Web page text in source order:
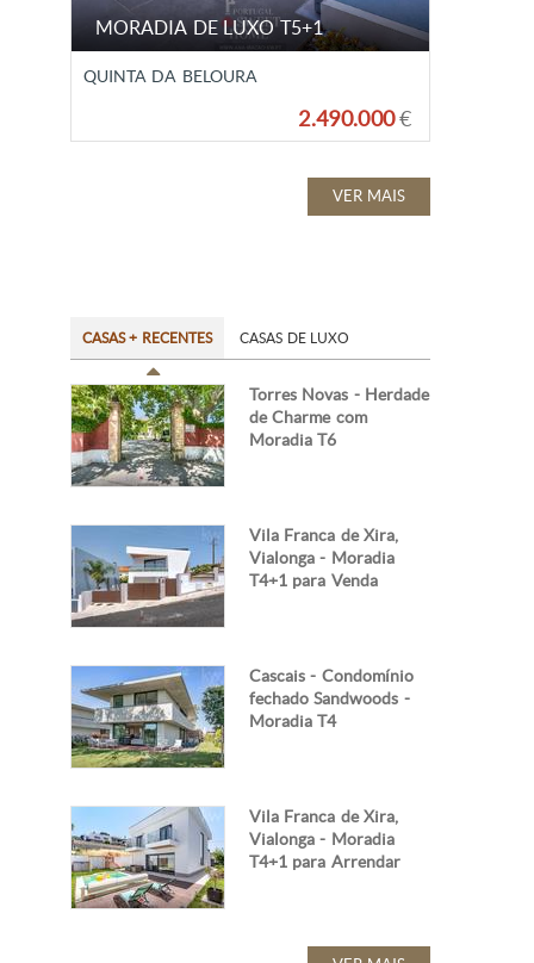
MORADIA DE LUXO T5+1
QUINTA DA BELOURA
2.490.000€
VER MAIS
CASAS + RECENTES CASAS DE LUXO
Torres Novas - Herdade
de Charme com
Moradia T6
Vila Franca de Xira,
Vialonga - Moradia
T4+1 para Venda
Cascais - Condomínio
fechado Sandwoods -
Moradia T4
Vila Franca de Xira,
Vialonga - Moradia
T4+1 para Arrendar